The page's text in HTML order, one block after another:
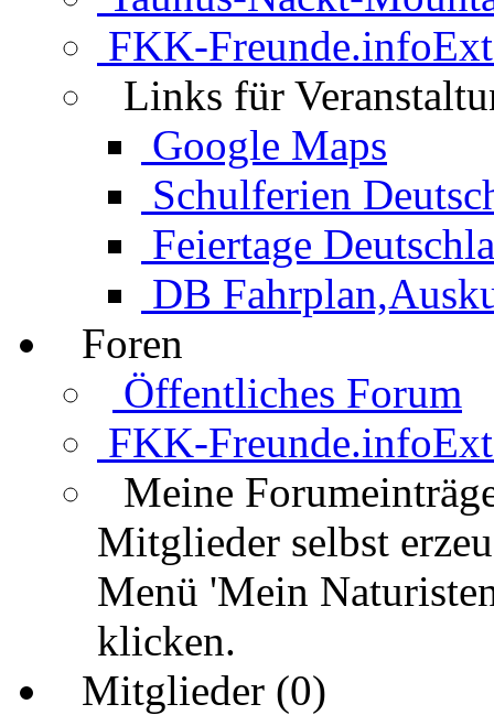
FKK-Freunde.info
Links für
Google Maps
Schulferien
Feiertage
DB
Foren
Öffentliches Forum
FKK-Freunde.info
Meine
Mitglieder selbst
Menü 'Mein
klicken.
Mitglieder (0)